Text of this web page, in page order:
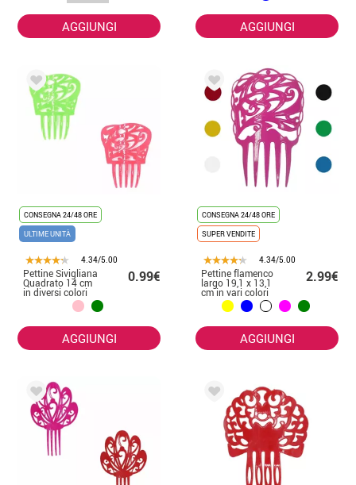
AGGIUNGI AGGIUNGI
CONSEGNA 24/48 ORE
ULTIME UNITÀ
4.34/5.00
Pettine Sivigliana
Quadrato 14 cm
in diversi colori
0.99€
AGGIUNGI
CONSEGNA 24/48 ORE
SUPER VENDITE
4.34/5.00
Pettine flamenco
largo 19,1 x 13,1
cm in vari colori
2.99€
AGGIUNGI